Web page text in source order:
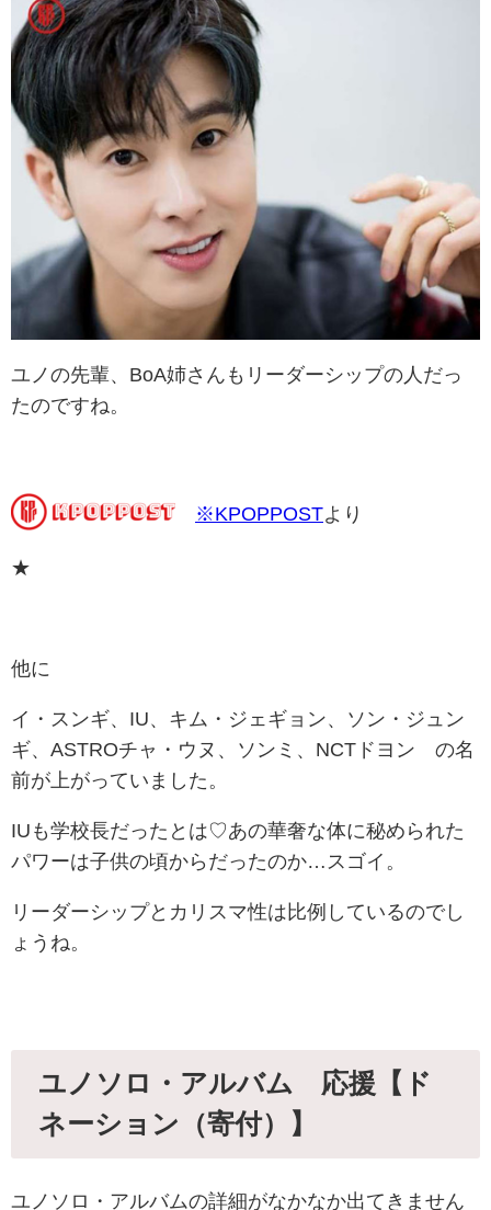
ユノの先輩、BoA姉さんもリーダーシップの人だっ
たのですね。
※KPOPPOST より
★
他に
イ・スンギ、 IU、キム・ジェギョン、ソン・ジュン
ギ、 ASTROチャ・ウヌ、ソンミ、 NCTドヨン の名
前が上がっていました。
IUも学校長だったとは♡あの華奢な体に秘められた
パワーは子供の頃からだったのか…スゴイ。
リーダーシップとカリスマ性は比例しているのでし
ょうね。
ユノソロ・アルバム 応援【ド
ネーション（寄付）】
ユノソロ・アルバムの詳細がなかなか出てきません